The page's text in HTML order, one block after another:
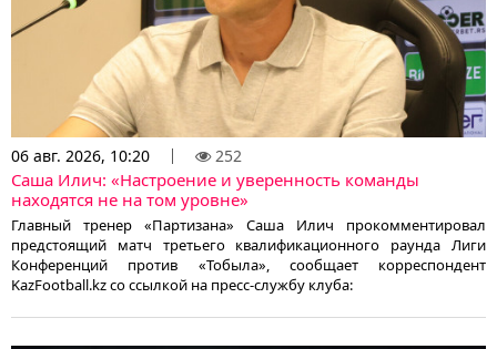
06 авг. 2026, 10:20 252
Саша Илич: «Настроение и уверенность команды
находятся не на том уровне»
Главный тренер «Партизана» Саша Илич прокомментировал
предстоящий матч третьего квалификационного раунда Лиги
Конференций против «Тобыла», сообщает корреспондент
KazFootball.kz со ссылкой на пресс-службу клуба: